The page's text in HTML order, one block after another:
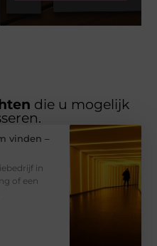
die u mogelijk
vinden –
in
of een